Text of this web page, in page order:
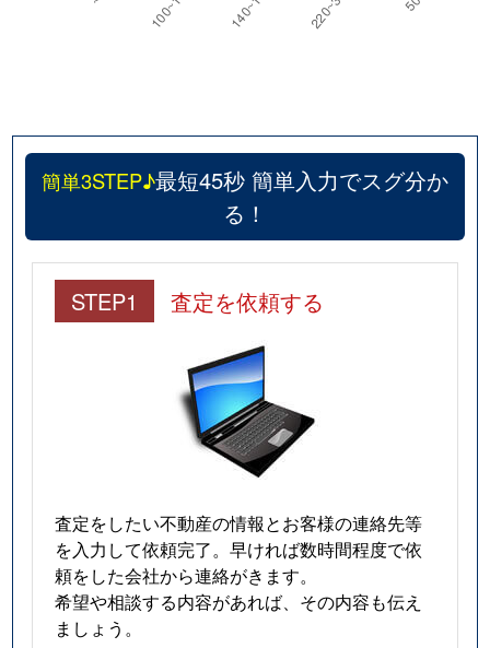
簡単3STEP♪最短45秒 簡単入力でスグ分か
る！
STEP1 査定を依頼する
査定をしたい不動産の情報とお客様の連絡先等
を入力して依頼完了。早ければ数時間程度で依
頼をした会社から連絡がきます。
希望や相談する内容があれば、その内容も伝え
ましょう。